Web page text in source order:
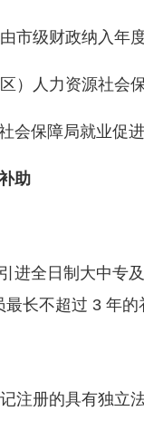
级财政纳入年
） 人力资源社会
会保障局就业促
助
全日制大中专及
长不超过 3 年的
册的具有独立法